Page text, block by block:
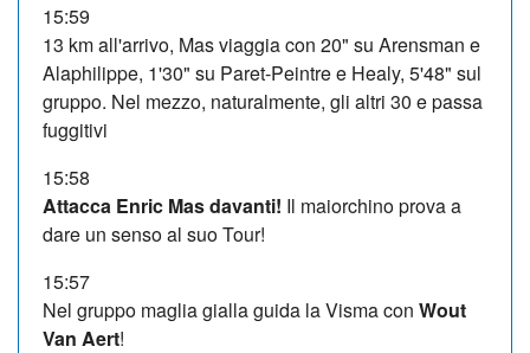
15:59
13 km all'arrivo, Mas viaggia con 20" su Arensman e
Alaphilippe, 1'30" su Paret-Peintre e Healy, 5'48" sul
gruppo. Nel mezzo, naturalmente, gli altri 30 e passa
fuggitivi
15:58
Attacca Enric Mas davanti! Il maiorchino prova a
dare un senso al suo Tour!
15:57
Nel gruppo maglia gialla guida la Visma con Wout
Van Aert!